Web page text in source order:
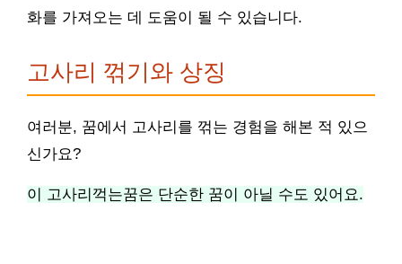
화를 가져오는 데 도움이 될 수 있습니다.
고사리 꺾기와 상징
여러분, 꿈에서 고사리를 꺾는 경험을 해본 적 있으
신가요?
이 고사리꺽는꿈은 단순한 꿈이 아닐 수도 있어요.